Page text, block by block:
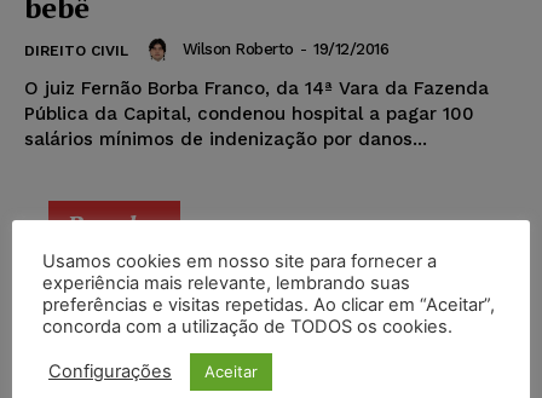
DIREITO CIVIL Wilson Roberto - 19/12/2016
O juiz Fernão Borba Franco, da 14ª Vara da Fazenda
Pública da Capital, condenou hospital a pagar 100
salários mínimos de indenização por danos...
Popular
Usamos cookies em nosso site para fornecer a
experiência mais relevante, lembrando suas
preferências e visitas repetidas. Ao clicar em “Aceitar”,
concorda com a utilização de TODOS os cookies.
Configurações Aceitar